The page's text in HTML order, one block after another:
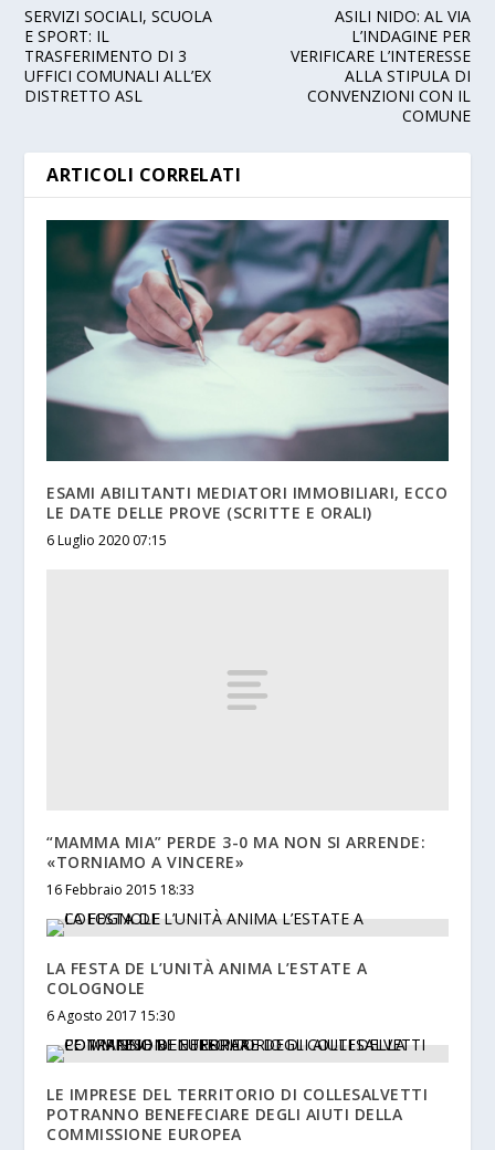
SERVIZI SOCIALI, SCUOLA
E SPORT: IL
TRASFERIMENTO DI 3
UFFICI COMUNALI ALL’EX
DISTRETTO ASL
ASILI NIDO: AL VIA
L’INDAGINE PER
VERIFICARE L’INTERESSE
ALLA STIPULA DI
CONVENZIONI CON IL
COMUNE
ARTICOLI CORRELATI
ESAMI ABILITANTI MEDIATORI IMMOBILIARI, ECCO
LE DATE DELLE PROVE (SCRITTE E ORALI)
6 Luglio 2020 07:15
“MAMMA MIA” PERDE 3-0 MA NON SI ARRENDE:
«TORNIAMO A VINCERE»
16 Febbraio 2015 18:33
LA FESTA DE L’UNITÀ ANIMA L’ESTATE A
COLOGNOLE
6 Agosto 2017 15:30
LE IMPRESE DEL TERRITORIO DI COLLESALVETTI
POTRANNO BENEFECIARE DEGLI AIUTI DELLA
COMMISSIONE EUROPEA